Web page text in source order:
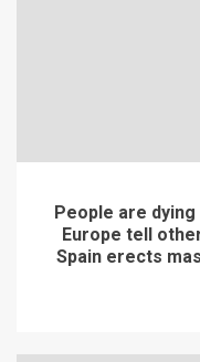
'People are
Europe tell
Spain erects